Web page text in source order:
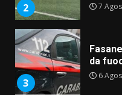
2 7
3
da
6